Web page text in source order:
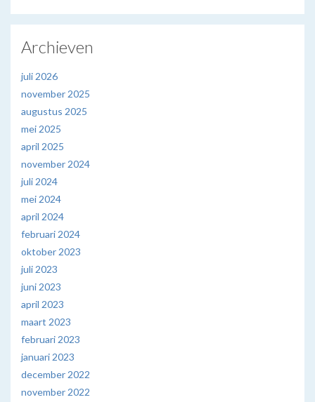
Archieven
juli 2026
november 2025
augustus 2025
mei 2025
april 2025
november 2024
juli 2024
mei 2024
april 2024
februari 2024
oktober 2023
juli 2023
juni 2023
april 2023
maart 2023
februari 2023
januari 2023
december 2022
november 2022